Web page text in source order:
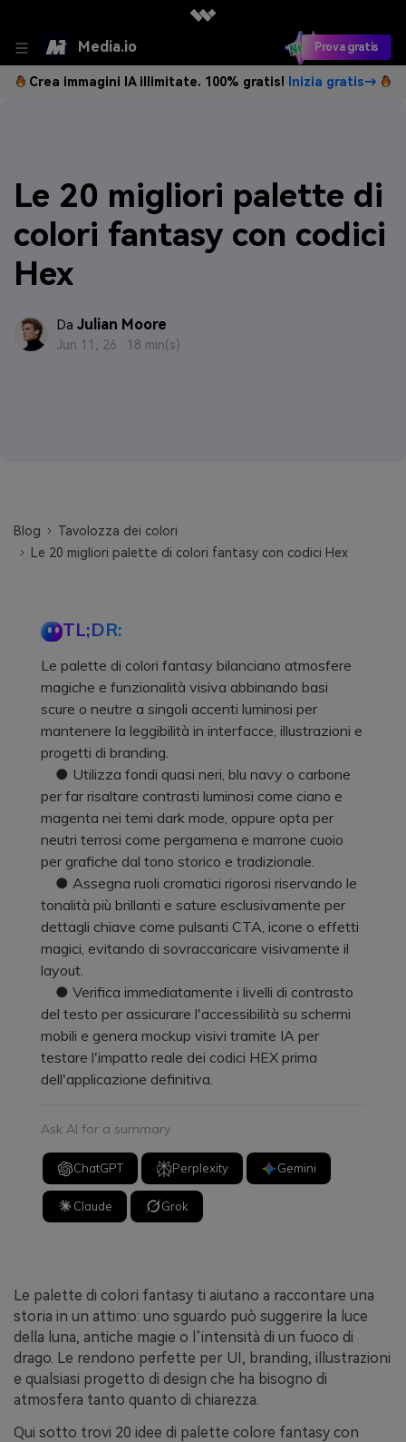
Media.io Prova gratis
Crea immagini IA illimitate. 100% gratis! Inizia gratis→
Le 20 migliori palette di
colori fantasy con codici
Hex
Da Julian Moore
Jun 11, 26 · 18 min(s)
Blog
Tavolozza dei colori
Le 20 migliori palette di colori fantasy con codici Hex
TL;DR:
Le palette di colori fantasy bilanciano atmosfere
magiche e funzionalità visiva abbinando basi
scure o neutre a singoli accenti luminosi per
mantenere la leggibilità in interfacce, illustrazioni e
progetti di branding.
● Utilizza fondi quasi neri, blu navy o carbone
per far risaltare contrasti luminosi come ciano e
magenta nei temi dark mode, oppure opta per
neutri terrosi come pergamena e marrone cuoio
per grafiche dal tono storico e tradizionale.
● Assegna ruoli cromatici rigorosi riservando le
tonalità più brillanti e sature esclusivamente per
dettagli chiave come pulsanti CTA, icone o effetti
magici, evitando di sovraccaricare visivamente il
layout.
● Verifica immediatamente i livelli di contrasto
del testo per assicurare l'accessibilità su schermi
mobili e genera mockup visivi tramite IA per
testare l'impatto reale dei codici HEX prima
dell'applicazione definitiva.
Ask AI for a summary
ChatGPT Perplexity Gemini
Claude Grok
Le palette di colori fantasy ti aiutano a raccontare una
storia in un attimo: uno sguardo può suggerire la luce
della luna, antiche magie o l’intensità di un fuoco di
drago. Le rendono perfette per UI, branding, illustrazioni
e qualsiasi progetto di design che ha bisogno di
atmosfera tanto quanto di chiarezza.
Qui sotto trovi 20 idee di palette colore fantasy con